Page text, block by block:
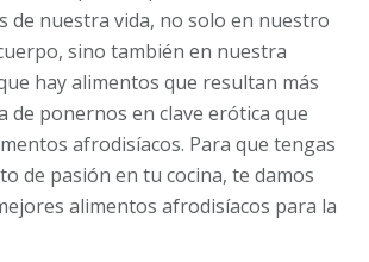
de nuestra vida, no solo en nuestro
sino también en nuestra
hay alimentos que resultan más
de ponernos en clave erótica que
afrodisíacos. Para que tengas
de pasión en tu cocina, te damos
alimentos afrodisíacos para la